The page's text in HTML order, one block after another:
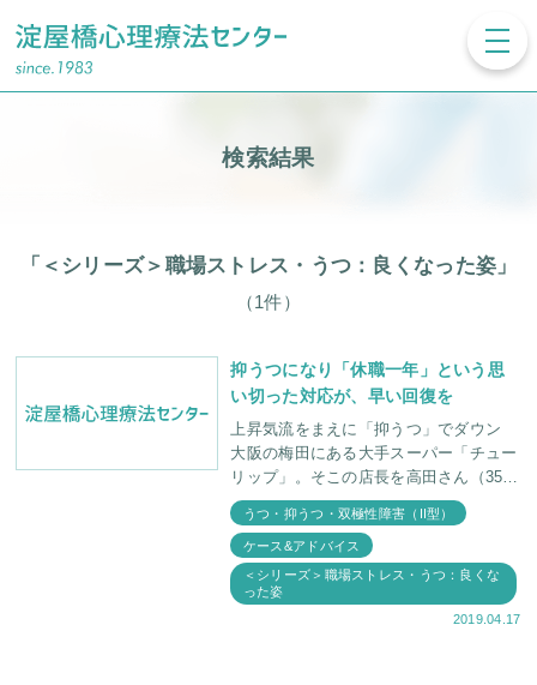
検索結果
「＜シリーズ＞職場ストレス・うつ：良くなった姿」
（1件）
抑うつになり「休職一年」という思
い切った対応が、早い回復を
上昇気流をまえに「抑うつ」でダウン
大阪の梅田にある大手スーパー「チュー
リップ」。そこの店長を高田さん（35
才）は三年つとめていました。比較的若
い人たちで動いているスーパーですが、
なかでも高田さ
うつ・抑うつ・双極性障害（II型）
ケース&アドバイス
＜シリーズ＞職場ストレス・うつ：良くな
った姿
2019.04.17